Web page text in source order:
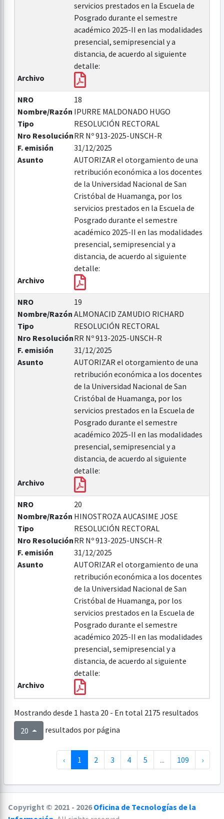
servicios prestados en la Escuela de
Posgrado durante el semestre
académico 2025-II en las modalidades
presencial, semipresencial y a
distancia, de acuerdo al siguiente
detalle:
Archivo
NRO
18
Nombre/Razón IPURRE MALDONADO HUGO
Tipo
RESOLUCIÓN RECTORAL
Nro ResoluciónRR Nº 913-2025-UNSCH-R
F. emisión
31/12/2025
Asunto
AUTORIZAR el otorgamiento de una
retribución económica a los docentes
de la Universidad Nacional de San
Cristóbal de Huamanga, por los
servicios prestados en la Escuela de
Posgrado durante el semestre
académico 2025-II en las modalidades
presencial, semipresencial y a
distancia, de acuerdo al siguiente
detalle:
Archivo
NRO
19
Nombre/Razón ALMONACID ZAMUDIO RICHARD
Tipo
RESOLUCIÓN RECTORAL
Nro ResoluciónRR Nº 913-2025-UNSCH-R
F. emisión
31/12/2025
Asunto
AUTORIZAR el otorgamiento de una
retribución económica a los docentes
de la Universidad Nacional de San
Cristóbal de Huamanga, por los
servicios prestados en la Escuela de
Posgrado durante el semestre
académico 2025-II en las modalidades
presencial, semipresencial y a
distancia, de acuerdo al siguiente
detalle:
Archivo
NRO
20
Nombre/Razón HINOSTROZA AUCASIME JOSE
Tipo
RESOLUCIÓN RECTORAL
Nro ResoluciónRR Nº 913-2025-UNSCH-R
F. emisión
31/12/2025
Asunto
AUTORIZAR el otorgamiento de una
retribución económica a los docentes
de la Universidad Nacional de San
Cristóbal de Huamanga, por los
servicios prestados en la Escuela de
Posgrado durante el semestre
académico 2025-II en las modalidades
presencial, semipresencial y a
distancia, de acuerdo al siguiente
detalle:
Archivo
Mostrando desde 1 hasta 20 - En total 2175 resultados
20
resultados por página
‹ 1 2 3 4 5 ... 109 ›
Copyright © 2021 - 2026Oficina de Tecnologías de la